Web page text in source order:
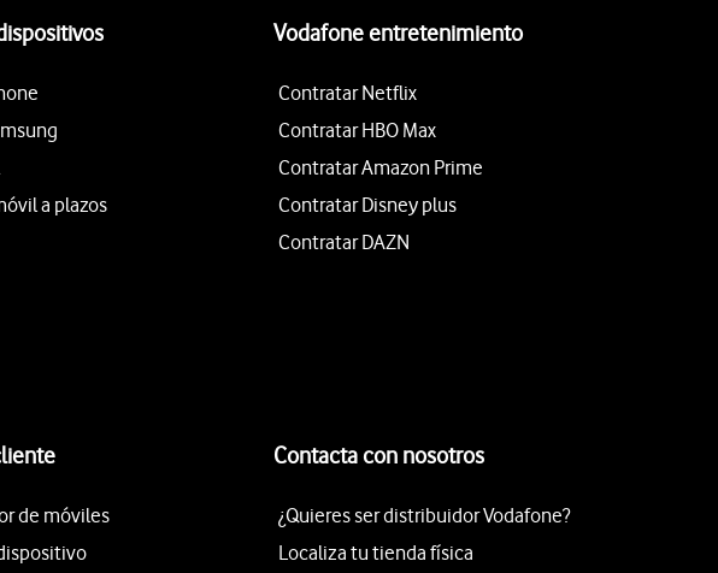
a plazos
Vodafone entretenimiento
Contratar Netflix
Contratar HBO Max
Contratar Amazon Prime
Contratar Disney plus
Contratar DAZN
de móviles
Contacta con nosotros
¿Quieres ser distribuidor Vodafone?
Localiza tu tienda física